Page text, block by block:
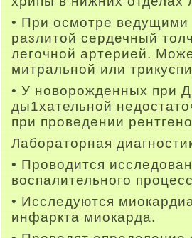
• При осмотре ведущими
разлитой сердечный
легочной артерией.
митральной или
• У новорожденных при
ды1хательной
при проведении
Лабораторная
• Проводится
воспалительного
• Исследуются
инфаркта миокарда.